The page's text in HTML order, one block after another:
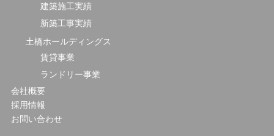
建築施工実績
新築工事実績
土橋ホールディングス
賃貸事業
ランドリー事業
会社概要
採用情報
お問い合わせ